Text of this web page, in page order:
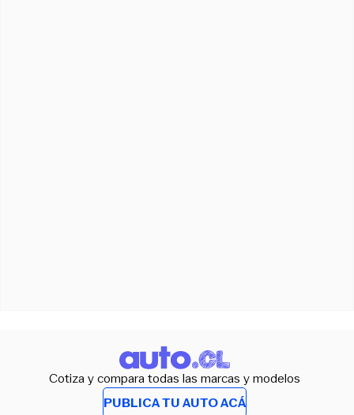
Cotiza y compara todas las marcas y modelos
PUBLICA TU AUTO ACÁ